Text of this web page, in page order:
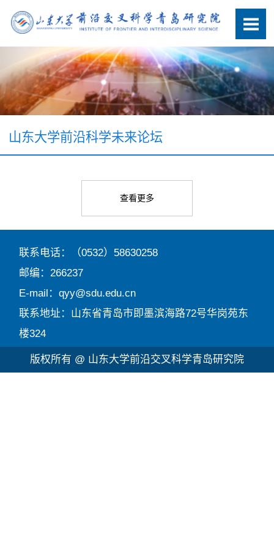
山东大学前沿科学未来论坛
查看更多
联系电话：（0532）58630258
邮编：266237
E-mail：qyy@sdu.edu.cn
联系地址：山东省青岛市即墨滨海路72号华岗苑东
楼324
版权所有 @ 山东大学前沿交叉科学青岛研究院